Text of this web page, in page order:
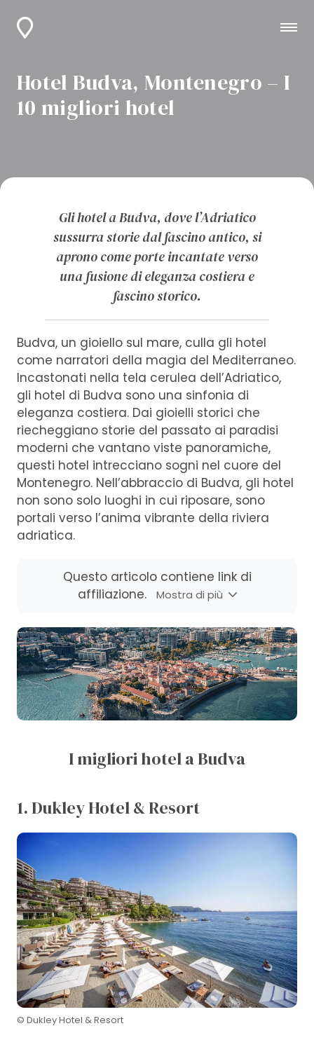
Hotel Budva, Montenegro – I
10 migliori hotel
Gli hotel a Budva, dove l’Adriatico
sussurra storie dal fascino antico, si
aprono come porte incantate verso
una fusione di eleganza costiera e
fascino storico.
Budva, un gioiello sul mare, culla gli hotel
come narratori della magia del Mediterraneo.
Incastonati nella tela cerulea dell’Adriatico,
gli hotel di Budva sono una sinfonia di
eleganza costiera. Dai gioielli storici che
riecheggiano storie del passato ai paradisi
moderni che vantano viste panoramiche,
questi hotel intrecciano sogni nel cuore del
Montenegro. Nell’abbraccio di Budva, gli hotel
non sono solo luoghi in cui riposare, sono
portali verso l’anima vibrante della riviera
adriatica.
Questo articolo contiene link di
affiliazione.
Mostra di più
I migliori hotel a Budva
1. Dukley Hotel & Resort
© Dukley Hotel & Resort